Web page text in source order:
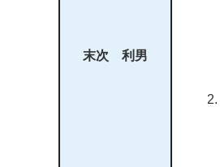
末次 利男